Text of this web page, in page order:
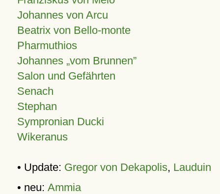
Johannes von Arcu
Beatrix von Bello-monte
Pharmuthios
Johannes vom Brunnen
Salon und Gefährten
Senach
Stephan
Sympronian Ducki
Wikeranus
• Update: Gregor von Dekapolis, Lauduin
• neu: Ammia